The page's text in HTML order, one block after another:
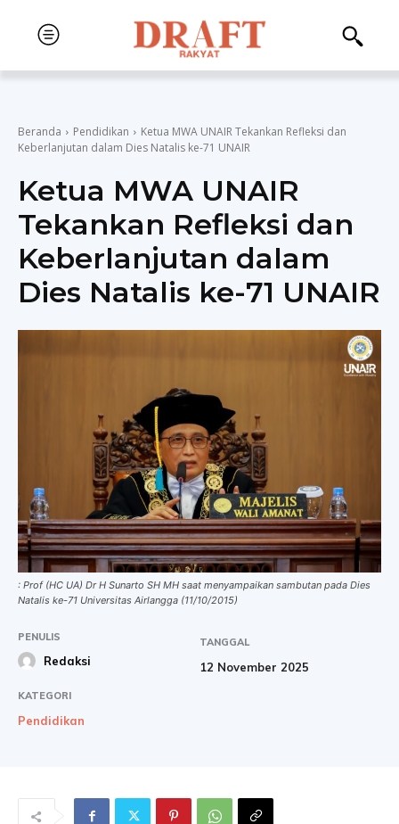
Beranda Pendidikan
Ketua MWA UNAIR Tekankan Refleksi dan
Keberlanjutan dalam Dies Natalis ke-71 UNAIR
Ketua MWA UNAIR
Tekankan Refleksi dan
Keberlanjutan dalam
Dies Natalis ke-71 UNAIR
: Prof (HC UA) Dr H Sunarto SH MH saat menyampaikan sambutan pada Dies
Natalis ke-71 Universitas Airlangga (11/10/2015)
PENULIS
Redaksi
TANGGAL
12 November 2025
KATEGORI
Pendidikan